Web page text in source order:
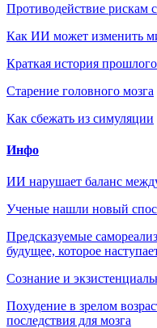
Противодействие
Как ИИ может изменить
Краткая история
Старение головного мозга
Как сбежать из симуляции
Инфо
ИИ нарушает баланс
Ученые нашли новый
Предсказуемые
будущее, которое
Сознание и
Похудение в зрелом
последствия для мозга